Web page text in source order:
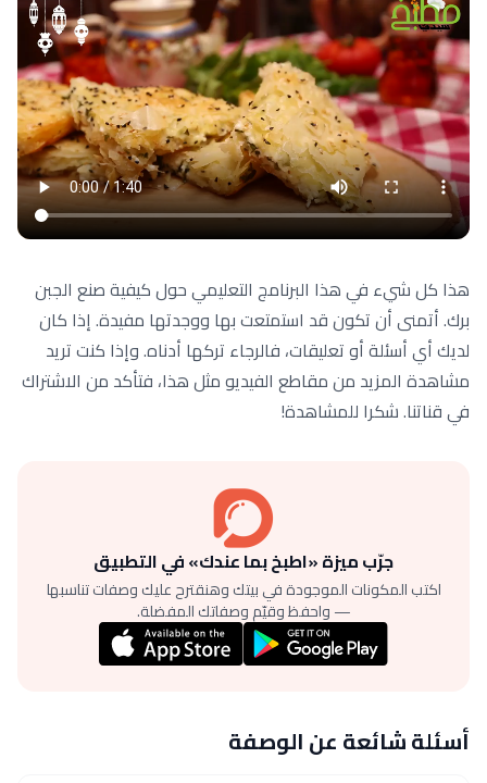
هذا كل شيء في هذا البرنامج التعليمي حول كيفية صنع الجبن
برك. أتمنى أن تكون قد استمتعت بها ووجدتها مفيدة. إذا كان
لديك أي أسئلة أو تعليقات، فالرجاء تركها أدناه. وإذا كنت تريد
مشاهدة المزيد من مقاطع الفيديو مثل هذا، فتأكد من الاشتراك
في قناتنا. شكرا للمشاهدة!
جرّب ميزة «اطبخ بما عندك» في التطبيق
اكتب المكونات الموجودة في بيتك وهنقترح عليك وصفات تناسبها
— واحفظ وقيّم وصفاتك المفضلة.
أسئلة شائعة عن الوصفة